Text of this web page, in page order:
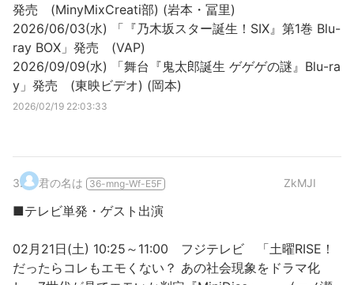
発売 (MinyMixCreati部) (岩本・冨里)
2026/06/03(水) 「『乃木坂スター誕生！SIX』第1巻 Blu-
ray BOX」発売 (VAP)
2026/09/09(水) 「舞台『鬼太郎誕生 ゲゲゲの謎』Blu-ra
y」発売 (東映ビデオ) (岡本)
2026/02/19 22:03:33
3. 君の名は 36-mng-Wf-E5F ZkMJI
■テレビ単発・ゲスト出演
02月21日(土) 10:25～11:00 フジテレビ 「土曜RISE！
だったらコレもエモくない？ あの社会現象をドラマ化